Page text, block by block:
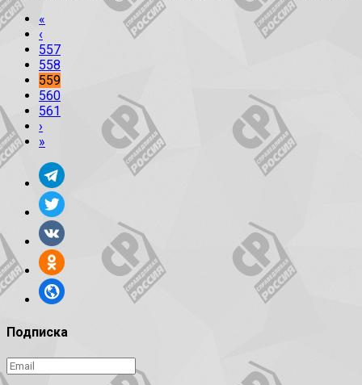
«
‹
557
558
559
560
561
›
»
Подписка